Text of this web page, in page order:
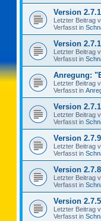
Version
Letzter Beitrag
Verfasst in
Version
Letzter Beitrag
Verfasst in
Anregung:
Letzter Beitrag
Verfasst in
Version
Letzter Beitrag
Verfasst in
Version 2.7.9
Letzter Beitrag
Verfasst in
Version 2.7.8
Letzter Beitrag
Verfasst in
Version 2.7.5
Letzter Beitrag
Verfasst in